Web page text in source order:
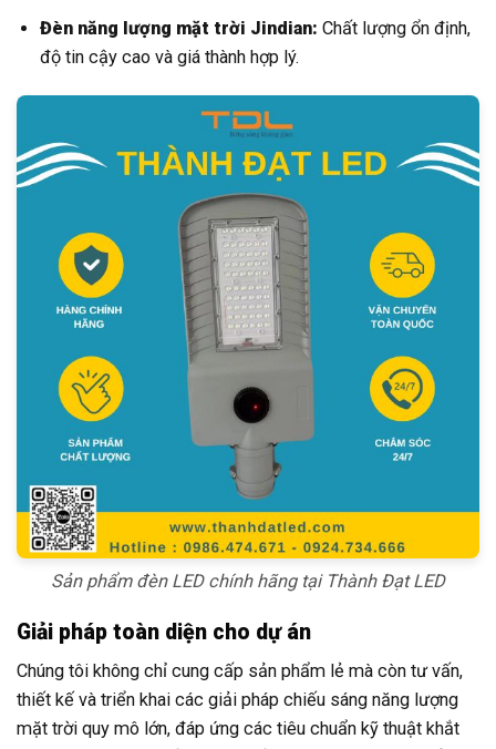
Đèn năng lượng mặt trời Jindian: Chất lượng ổn định,
độ tin cậy cao và giá thành hợp lý.
Sản phẩm đèn LED chính hãng tại Thành Đạt LED
Giải pháp toàn diện cho dự án
Chúng tôi không chỉ cung cấp sản phẩm lẻ mà còn tư vấn,
thiết kế và triển khai các giải pháp chiếu sáng năng lượng
mặt trời quy mô lớn, đáp ứng các tiêu chuẩn kỹ thuật khắt